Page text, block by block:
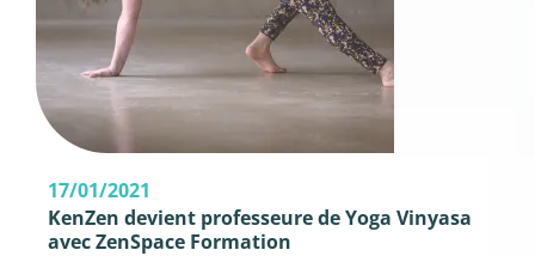
17/01/2021
KenZen devient professeure de Yoga Vinyasa
avec ZenSpace Formation